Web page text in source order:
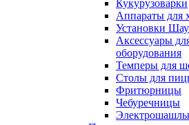
Кукурузоварки
Аппараты для
Установки
Аксессуары
оборудования
Темперы для
Столы для
Фритюрницы
Чебуречницы